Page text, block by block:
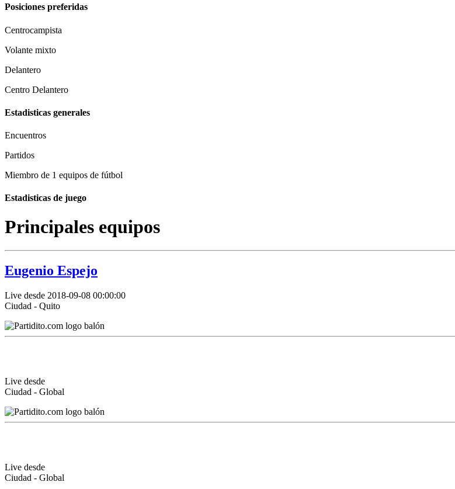
Posiciones preferidas
Centrocampista
Volante mixto
Delantero
Centro Delantero
Estadisticas generales
Encuentros
Partidos
Miembro de 1 equipos de fútbol
Estadisticas de juego
Principales equipos
Eugenio Espejo
Live desde 2018-09-08 00:00:00
Ciudad - Quito
Live desde
Ciudad - Global
Live desde
Ciudad - Global